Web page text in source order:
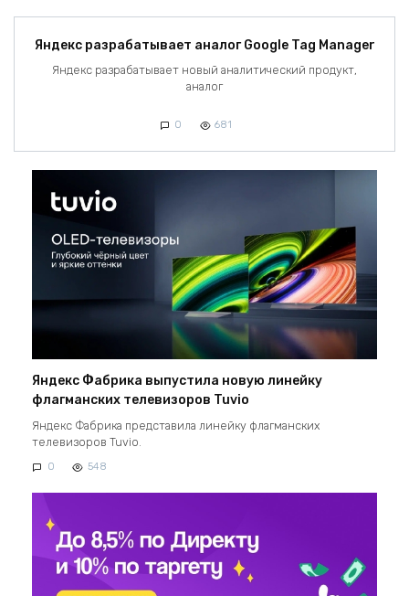
Яндекс разрабатывает аналог Google Tag Manager
Яндекс разрабатывает новый аналитический продукт,
аналог
0 681
Яндекс Фабрика выпустила новую линейку
флагманских телевизоров Tuvio
Яндекс Фабрика представила линейку флагманских
телевизоров Tuvio.
0 548